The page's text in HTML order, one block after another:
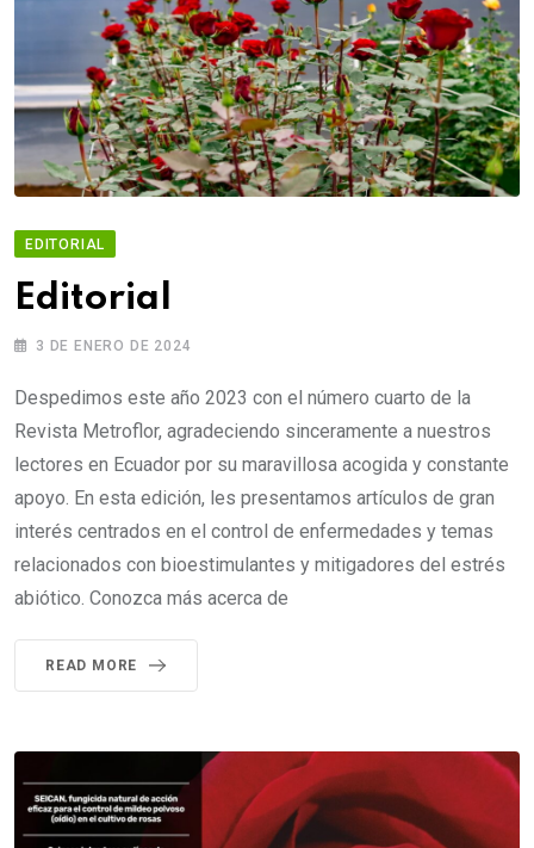
EDITORIAL
Editorial
3 DE ENERO DE 2024
Despedimos este año 2023 con el número cuarto de la
Revista Metroflor, agradeciendo sinceramente a nuestros
lectores en Ecuador por su maravillosa acogida y constante
apoyo. En esta edición, les presentamos artículos de gran
interés centrados en el control de enfermedades y temas
relacionados con bioestimulantes y mitigadores del estrés
abiótico. Conozca más acerca de
READ MORE